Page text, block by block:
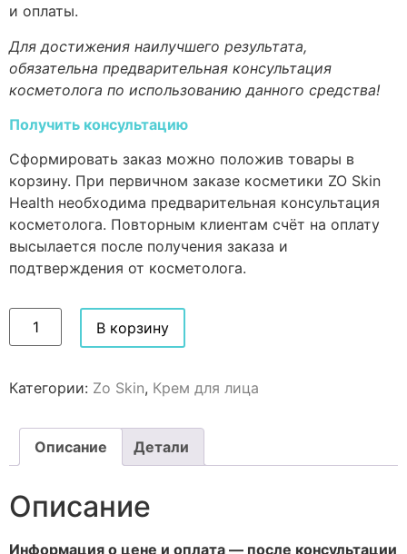
и оплаты.
Для достижения наилучшего результата,
обязательна предварительная консультация
косметолога по использованию данного средства!
Получить консультацию
Сформировать заказ можно положив товары в
корзину. При первичном заказе косметики ZO Skin
Health необходима предварительная консультация
косметолога. Повторным клиентам счёт на оплату
высылается после получения заказа и
подтверждения от косметолога.
В корзину
Категории: Zo Skin, Крем для лица
Описание Детали
Описание
Информация о цене и оплата — после консультации